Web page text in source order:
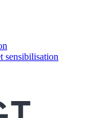
sensibilisation